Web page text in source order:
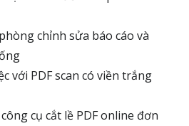
chỉnh sửa báo cáo và
với PDF scan có viền trắng
cụ cắt lề PDF online đơn